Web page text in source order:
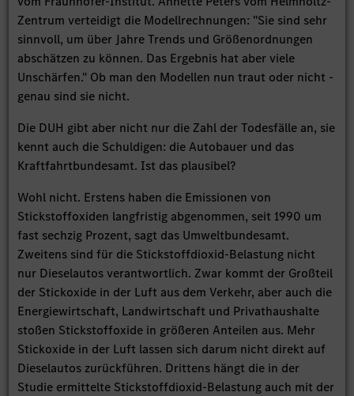
Zentrum verteidigt die Modellrechnungen: "Sie sind sehr
sinnvoll, um über Jahre Trends und Größenordnungen
abschätzen zu können. Das Ergebnis hat aber viele
Unschärfen." Ob man den Modellen nun traut oder nicht -
genau sind sie nicht.
Die DUH gibt aber nicht nur die Zahl der Todesfälle an, sie
kennt auch die Schuldigen: die Autobauer und das
Kraftfahrtbundesamt. Ist das plausibel?
Wohl nicht. Erstens haben die Emissionen von
Stickstoffoxiden langfristig abgenommen, seit 1990 um
fast sechzig Prozent, sagt das Umweltbundesamt.
Zweitens sind für die Stickstoffdioxid-Belastung nicht
nur Dieselautos verantwortlich. Zwar kommt der Großteil
der Stickoxide in der Luft aus dem Verkehr, aber auch die
Energiewirtschaft, Landwirtschaft und Privathaushalte
stoßen Stickstoffoxide in größeren Anteilen aus. Mehr
Stickoxide in der Luft lassen sich darum nicht direkt auf
Dieselautos zurückführen. Drittens hängt die in der
Studie ermittelte Stickstoffdioxid-Belastung auch mit der